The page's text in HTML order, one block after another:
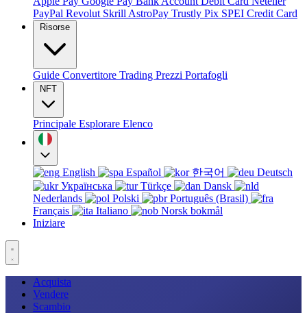
PayPal Revolut Skrill AstroPay Trustly Pix SPEI Credit Card
Risorse
Guide Convertitore Trading Prezzi Portafogli
NFT
Principale Esplorare Elenco
English Español 한국어
Deutsch
Українська
Türkçe
Dansk
Nederlands
Polski
Português (Brasil)
Français
Italiano
Norsk bokmål
Iniziare
Acquista
Vendere
Scambio